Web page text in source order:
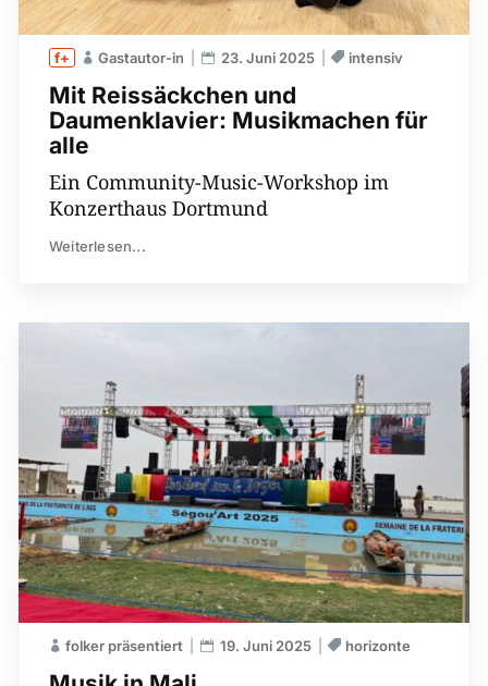
Mit Reissäckchen und
Daumenklavier: Musikmachen für
alle
Gastautor-in 23. Juni 2025 intensiv
Ein Community-Music-Workshop im
Konzerthaus Dortmund
Weiterlesen...
folker präsentiert 19. Juni 2025 horizonte